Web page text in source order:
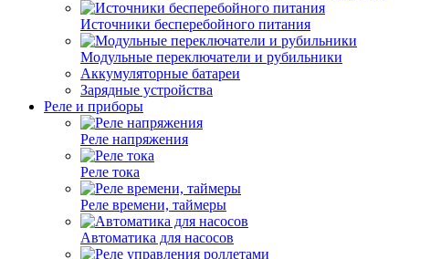
Источники бесперебойного питания
Модульные переключатели и рубильники
Аккумуляторные батареи
Зарядные устройства
Реле и приборы
Реле напряжения
Реле тока
Реле времени, таймеры
Автоматика для насосов